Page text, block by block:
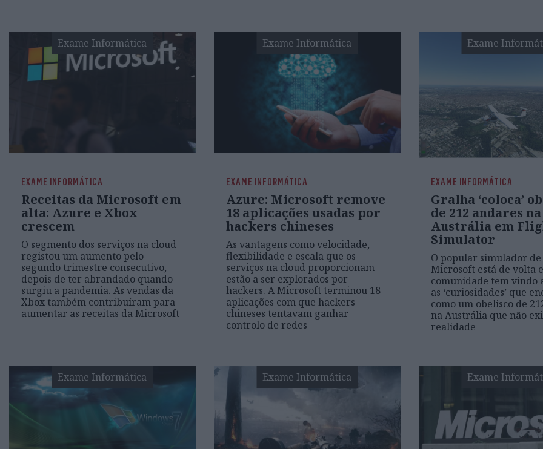
Exame Informática
EXAME INFORMÁTICA
Receitas da Microsoft em
alta: Azure e Xbox
crescem
O segmento dos serviços na cloud
registou um aumento pelo
segundo trimestre consecutivo,
depois de ter abrandado quando
surgiu a pandemia. As vendas da
Xbox também contribuíram para
aumentar as receitas da Microsoft
Exame Informática
EXAME INFORMÁTICA
Azure: Microsoft remove
18 aplicações usadas por
hackers chineses
As vantagens como velocidade,
flexibilidade e escala que os
serviços na cloud proporcionam
estão a ser explorados por
hackers. A Microsoft terminou 18
aplicações com que hackers
chineses tentavam ganhar
controlo de redes
Exame
EXAME INFORMÁTICA
Gralha ‘coloca’
de 212 andares na
Austrália em
Simulator
O popular simulador de
Microsoft está de volta
comunidade tem vindo
as ‘curiosidades’ que
como um obelisco de
na Austrália que não
realidade
Exame Informática Exame Informática Exame